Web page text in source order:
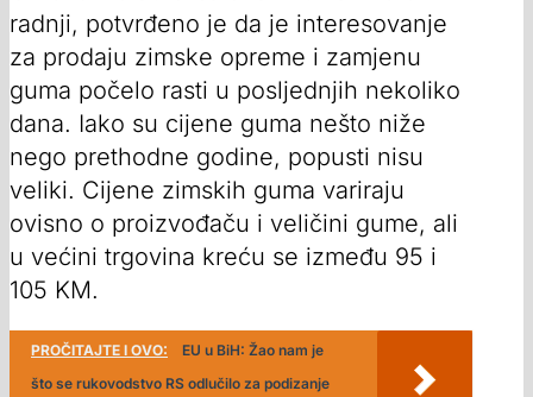
radnji, potvrđeno je da je interesovanje
za prodaju zimske opreme i zamjenu
guma počelo rasti u posljednjih nekoliko
dana. Iako su cijene guma nešto niže
nego prethodne godine, popusti nisu
veliki. Cijene zimskih guma variraju
ovisno o proizvođaču i veličini gume, ali
u većini trgovina kreću se između 95 i
105 KM.
PROČITAJTE I OVO:
EU u BiH: Žao nam je
što se rukovodstvo RS odlučilo za podizanje